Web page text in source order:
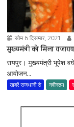
सोम 6 दिसम्बर, 2021
मुख्यमंत्री को मिला
रायपुर। मुख्यमंत्री भूपेश
आयोजन...
खबरें राजधानी से नवीनतम